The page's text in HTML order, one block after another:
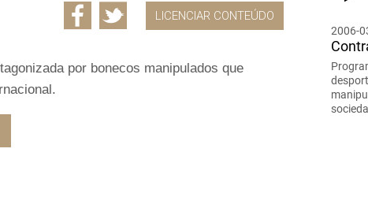
LICENCIAR CONTEÚDO
por bonecos manipulados que
2006-